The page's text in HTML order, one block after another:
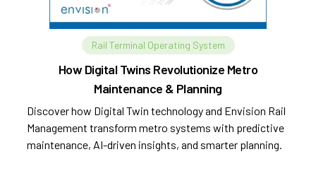
Rail Terminal Operating System
How Digital Twins Revolutionize Metro
Maintenance & Planning
Discover how Digital Twin technology and Envision Rail
Management transform metro systems with predictive
maintenance, AI-driven insights, and smarter planning.